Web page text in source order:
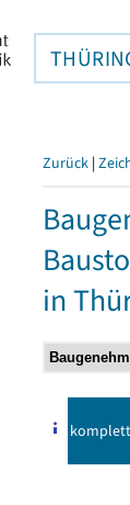
Zurück |
in
komplett